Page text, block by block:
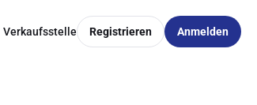
Verkaufsstelle Registrieren Anmelden